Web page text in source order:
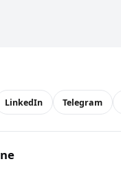
LinkedIn Telegram